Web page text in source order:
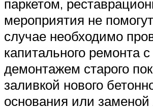
паркетом,
мероприятия не
случае необходимо
капитального ремонта с
демонтажем старого
заливкой нового
основания или заменой